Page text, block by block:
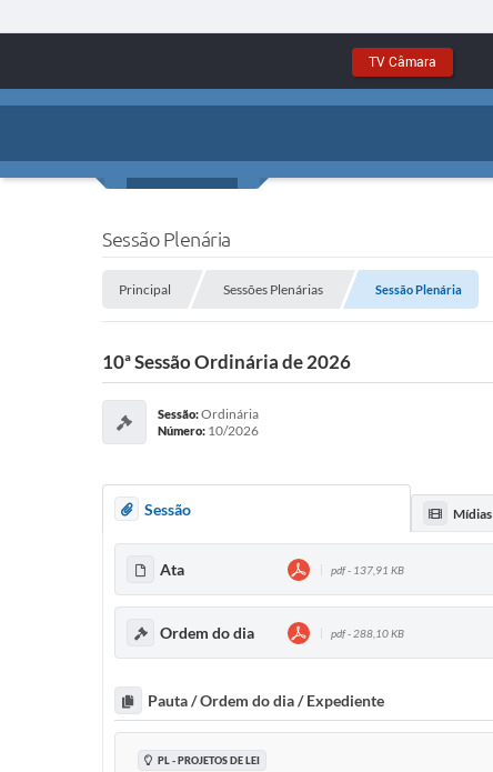
TV Câmara
Sessão Plenária
Principal Sessões Plenárias Sessão Plenária
10ª Sessão Ordinária de 2026
Sessão:Ordinária
Número: 10/2026
Sessão Mídias
Ata pdf - 137,91 KB
Ordem do dia pdf - 288,10 KB
Pauta / Ordem do dia / Expediente
PL - PROJETOS DE LEI